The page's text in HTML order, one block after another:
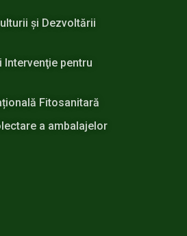
şi Dezvoltării
Intervenţie pentru
Fitosanitară
a ambalajelor